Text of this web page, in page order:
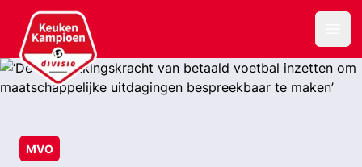
Keuken Kampioen Divisie
MVO